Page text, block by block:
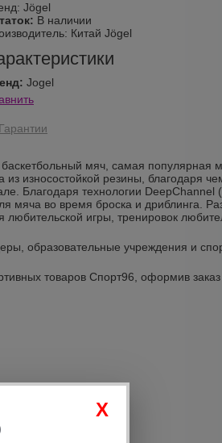
Jögel
В наличии
Китай Jögel
Jogel
Гарантии
мяч, самая популярная
износостойкой резины, благодаря
Благодаря технологии DeepChannel
мяча во время броска и дриблинга.
игры, тренировок
образовательные учреждения и
товаров Спорт96, оформив